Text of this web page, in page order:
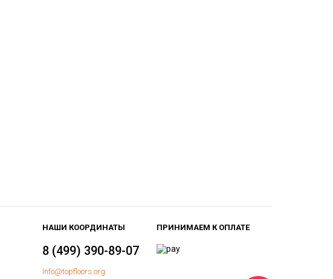
НАШИ КООРДИНАТЫ
8 (499) 390-89-07
Info@topfloors.org
ПРИНИМАЕМ К ОПЛАТЕ